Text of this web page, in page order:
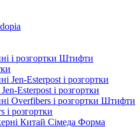
Штифти
Esterpost і розгортки
Штифти
і розгортки